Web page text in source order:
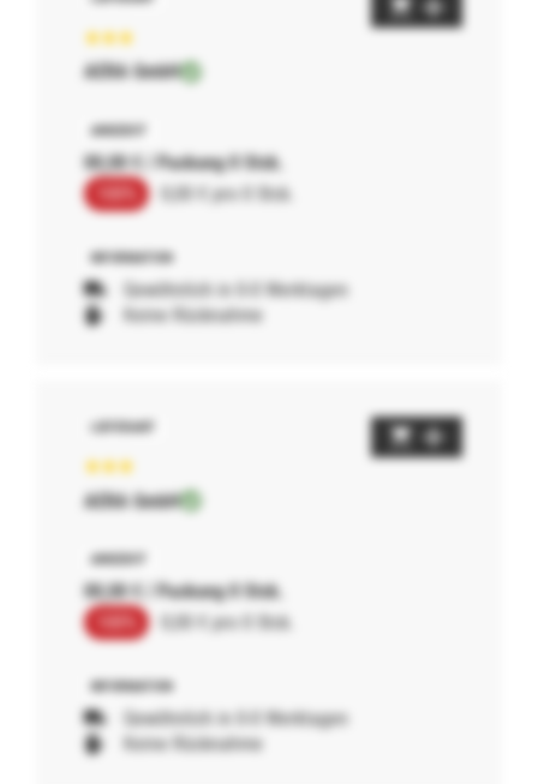
AERA GmbH
00,00 € / Packung 0 Stck.
0,00 € pro 0 Stck.
Gewöhnlich in 0-0 Werktagen
Keine Rücknahme
AERA GmbH
00,00 € / Packung 0 Stck.
0,00 € pro 0 Stck.
Gewöhnlich in 0-0 Werktagen
Keine Rücknahme